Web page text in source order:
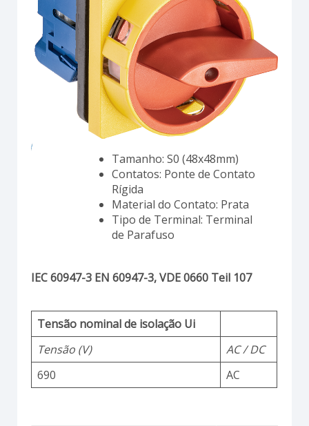
Tamanho: S0 (48x48mm)
Contatos: Ponte de Contato
Rígida
Material do Contato: Prata
Tipo de Terminal: Terminal
de Parafuso
IEC 60947-3 EN 60947-3, VDE 0660 Teil 107
Tensão nominal de isolação Ui
Tensão (V)
AC / DC
690
AC